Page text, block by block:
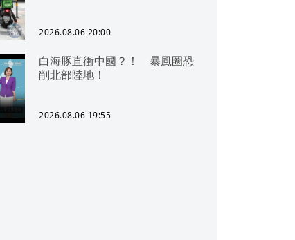
2026.08.06 20:00
白海豚直衝中國？！ 暴風圈恐
削北部陸地！
2026.08.06 19:55